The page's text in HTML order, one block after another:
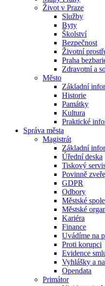
Život v Praze
Služby
Byty
Školství
Bezpečnost
Životní
Praha
Zdravotní a
Město
Základní
Historie
Památky
Kultura
Praktické
Správa města
Magistrát
Základní
Úřední deska
Tiskový
Povinně
GDPR
Odbory
Městské
Městské
Kariéra
Finance
Uvádíme na
Proti korupci
Evidence
Vyhlášky a
Opendata
Primátor